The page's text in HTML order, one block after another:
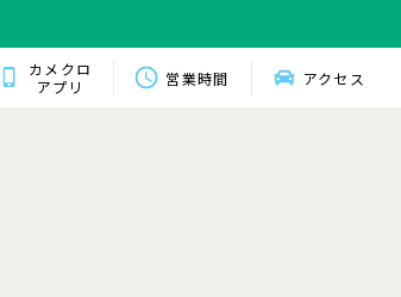
カメクロ
アプリ
営業時間 アクセス